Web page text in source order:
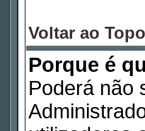
Voltar ao Topo
Porque é
Poderá não